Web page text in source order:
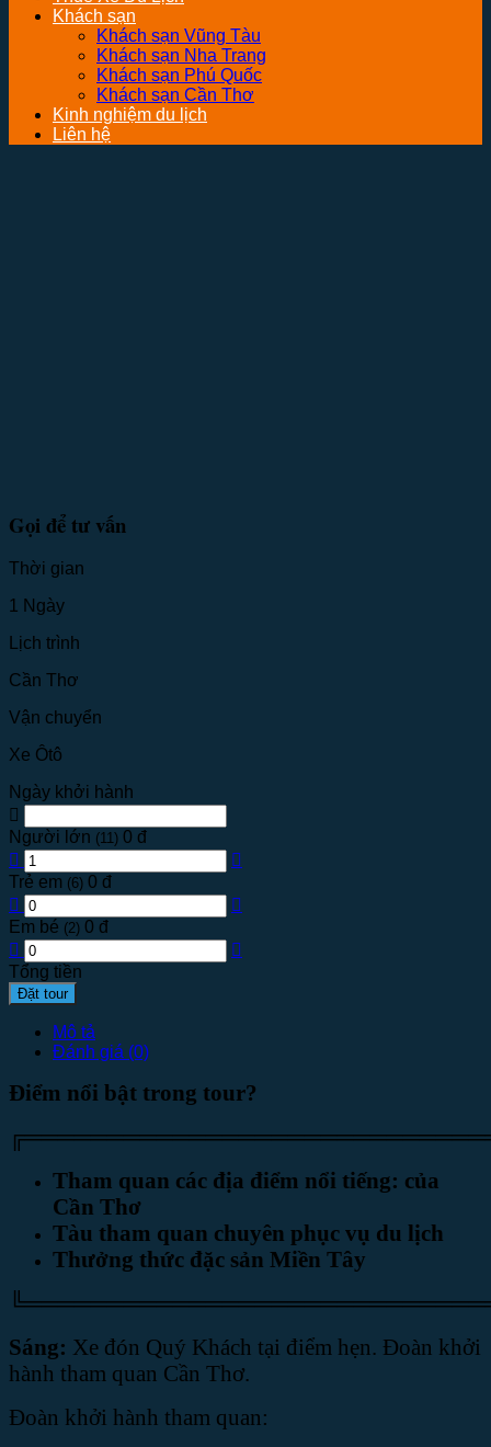
Khách sạn
Khách sạn Vũng Tàu
Khách sạn Nha Trang
Khách sạn Phú Quốc
Khách sạn Cần Thơ
Kinh nghiệm du lịch
Liên hệ
Gọi để tư vấn
Thời gian
1 Ngày
Lịch trình
Cần Thơ
Vận chuyển
Xe Ôtô
Ngày khởi hành
Người lớn (11) 0 đ
Trẻ em (6) 0 đ
Em bé (2) 0 đ
Tổng tiền
Đặt tour
Mô tả
Đánh giá (0)
Điểm nổi bật trong tour?
Tham quan các địa điểm nổi tiếng: của
Cần Thơ
Tàu tham quan chuyên phục vụ du lịch
Thưởng thức đặc sản Miền Tây
Sáng: Xe đón Quý Khách tại điểm hẹn. Đoàn khởi
hành tham quan Cần Thơ.
Đoàn khởi hành tham quan: